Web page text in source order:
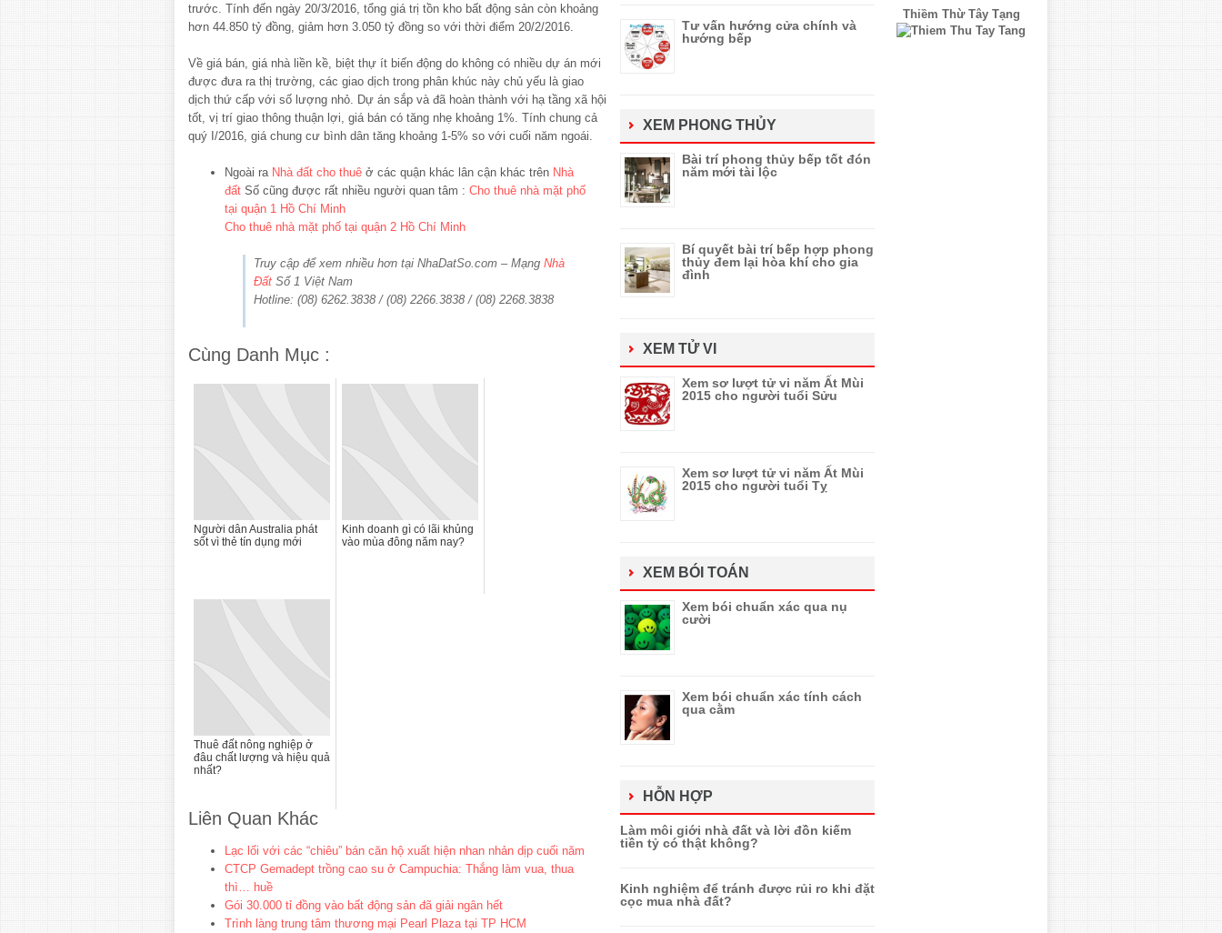
trước. Tính đến ngày 20/3/2016, tổng giá trị tồn kho bất động sản còn khoảng
hơn 44.850 tỷ đồng, giảm hơn 3.050 tỷ đồng so với thời điểm 20/2/2016.
Về giá bán, giá nhà liền kề, biệt thự ít biến động do không có nhiều dự án mới
được đưa ra thị trường, các giao dịch trong phân khúc này chủ yếu là giao
dịch thứ cấp với số lượng nhỏ. Dự án sắp và đã hoàn thành với hạ tầng xã hội
tốt, vị trí giao thông thuận lợi, giá bán có tăng nhẹ khoảng 1%. Tính chung cả
quý I/2016, giá chung cư bình dân tăng khoảng 1-5% so với cuối năm ngoái.
Ngoài ra Nhà đất cho thuê ở các quận khác lân cận khác trên Nhà
đất Số cũng được rất nhiều người quan tâm : Cho thuê nhà mặt phố
tại quận 1 Hồ Chí Minh
Cho thuê nhà mặt phố tại quận 2 Hồ Chí Minh
Truy cập để xem nhiều hơn tại NhaDatSo.com – Mạng Nhà
Đất Số 1 Việt Nam
Hotline: (08) 6262.3838 / (08) 2266.3838 / (08) 2268.3838
Cùng Danh Mục :
Người dân Australia phát
sốt vì thẻ tín dụng mới
Kinh doanh gì có lãi khủng
vào mùa đông năm nay?
Thuê đất nông nghiệp ở
đâu chất lượng và hiệu quả
nhất?
Liên Quan Khác
Lạc lối với các “chiêu” bán căn hộ xuất hiện nhan nhản dịp cuối năm
CTCP Gemadept trồng cao su ở Campuchia: Thắng làm vua, thua
thì… huề
Gói 30.000 tỉ đồng vào bất động sản đã giải ngân hết
Trình làng trung tâm thương mại Pearl Plaza tại TP HCM
Tư vấn hướng cửa chính và
hướng bếp
XEM PHONG THỦY
Bài trí phong thủy bếp tốt đón
năm mới tài lộc
Bí quyết bài trí bếp hợp phong
thủy đem lại hòa khí cho gia
đình
XEM TỬ VI
Xem sơ lượt tử vi năm Ất Mùi
2015 cho người tuổi Sửu
Xem sơ lượt tử vi năm Ất Mùi
2015 cho người tuổi Tỵ
XEM BÓI TOÁN
Xem bói chuẩn xác qua nụ
cười
Xem bói chuẩn xác tính cách
qua cằm
HỖN HỢP
Làm môi giới nhà đất và lời đồn kiếm
tiền tỷ có thật không?
Kinh nghiệm để tránh được rủi ro khi đặt
cọc mua nhà đất?
Thiềm Thừ Tây Tạng